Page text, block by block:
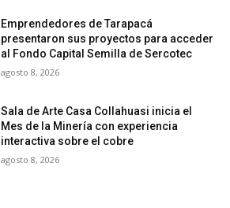
Emprendedores de Tarapacá
presentaron sus proyectos para acceder
al Fondo Capital Semilla de Sercotec
agosto 8, 2026
Sala de Arte Casa Collahuasi inicia el
Mes de la Minería con experiencia
interactiva sobre el cobre
agosto 8, 2026